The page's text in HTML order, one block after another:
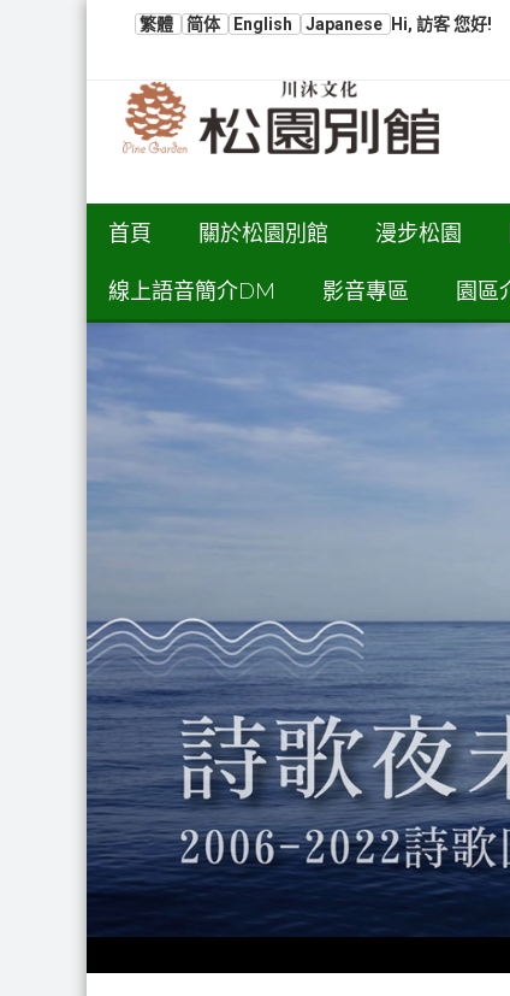
繁體 简体 English Japanese Hi, 訪客 您好!
首頁 關於松園別館 漫步松園
線上語音簡介DM 影音專區 園區